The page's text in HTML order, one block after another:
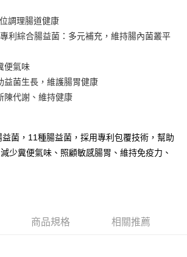
台北富邦商業銀行
行
華泰商業銀行
遠東國際商業銀行
永豐商業銀行
你分期」，訂單成立後會自動跳轉到大哥付的交易
調理腸道健康
利綜合腸益菌：多元補充，維持腸內菌叢平
便氣味
益菌生長，維護腸胃健康
陳代謝、維持健康
菌，11種腸益菌，採用專利包覆技術，幫助
少糞便氣味、照顧敏感腸胃、維持免疫力、
商品規格 相關推薦